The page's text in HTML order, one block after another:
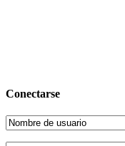
Conectarse